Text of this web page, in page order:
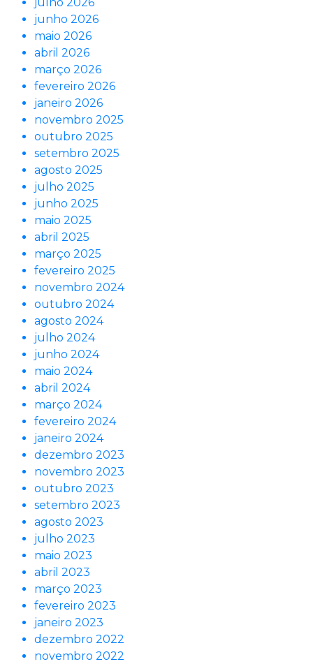
junho 2026
maio 2026
abril 2026
março 2026
fevereiro 2026
janeiro 2026
novembro 2025
outubro 2025
setembro 2025
agosto 2025
julho 2025
junho 2025
maio 2025
abril 2025
março 2025
fevereiro 2025
novembro 2024
outubro 2024
agosto 2024
julho 2024
junho 2024
maio 2024
abril 2024
março 2024
fevereiro 2024
janeiro 2024
dezembro 2023
novembro 2023
outubro 2023
setembro 2023
agosto 2023
julho 2023
maio 2023
abril 2023
março 2023
fevereiro 2023
janeiro 2023
dezembro 2022
novembro 2022